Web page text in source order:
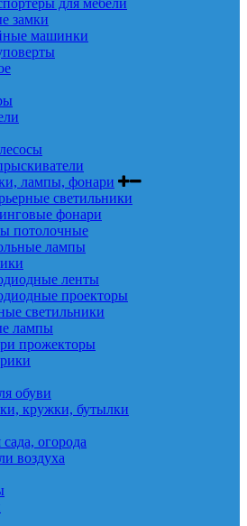
замки
машинки
лампы, фонари
светильники
фонари
потолочные
лампы
ленты
проекторы
светильники
лампы
прожекторы
обуви
кружки, бутылки
огорода
воздуха